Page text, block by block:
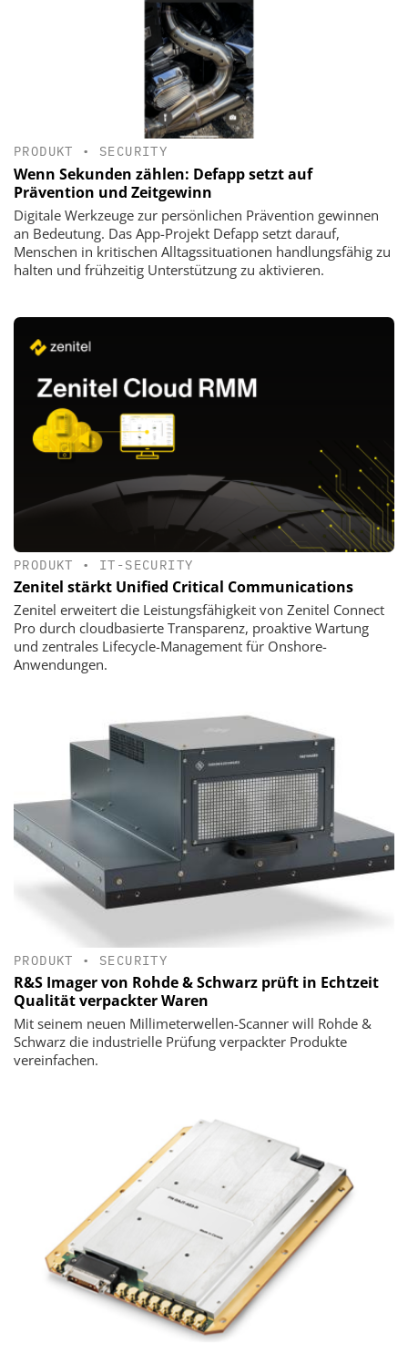
PRODUKT • SECURITY
Wenn Sekunden zählen: Defapp setzt auf
Prävention und Zeitgewinn
Digitale Werkzeuge zur persönlichen Prävention gewinnen
an Bedeutung. Das App-Projekt Defapp setzt darauf,
Menschen in kritischen Alltagssituationen handlungsfähig zu
halten und frühzeitig Unterstützung zu aktivieren.
PRODUKT • IT-SECURITY
Zenitel stärkt Unified Critical Communications
Zenitel erweitert die Leistungsfähigkeit von Zenitel Connect
Pro durch cloudbasierte Transparenz, proaktive Wartung
und zentrales Lifecycle-Management für Onshore-
Anwendungen.
PRODUKT • SECURITY
R&S Imager von Rohde & Schwarz prüft in Echtzeit
Qualität verpackter Waren
Mit seinem neuen Millimeterwellen-Scanner will Rohde &
Schwarz die industrielle Prüfung verpackter Produkte
vereinfachen.